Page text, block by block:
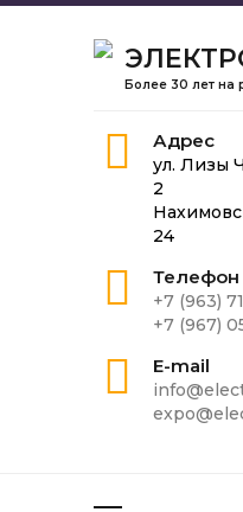
Более 30 лет на
Адрес
ул. Лизы
2
24
Телефон
+7 (963)
+7 (967)
E-mail